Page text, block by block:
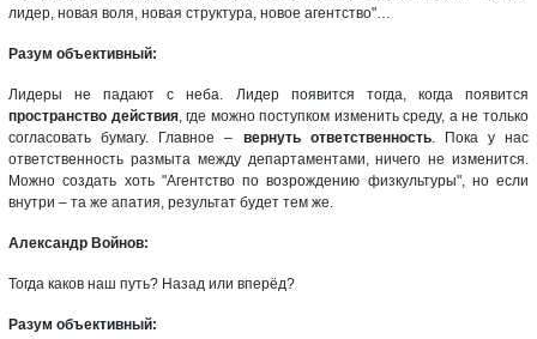
лидер, новая воля, новая структура, новое агентство"…
Разум объективный:
Лидеры не падают с неба. Лидер появится тогда, когда появится
пространство действия, где можно поступком изменить среду, а не только
согласовать бумагу. Главное – вернуть ответственность. Пока у нас
ответственность размыта между департаментами, ничего не изменится.
Можно создать хоть "Агентство по возрождению физкультуры", но если
внутри – та же апатия, результат будет тем же.
Александр Войнов:
Тогда каков наш путь? Назад или вперёд?
Разум объективный: